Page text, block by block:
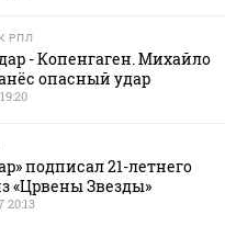
РПЛ
- Копенгаген. Михайло
опасный удар
подписал 21-летнего
«Црвены Звезды»
20:13